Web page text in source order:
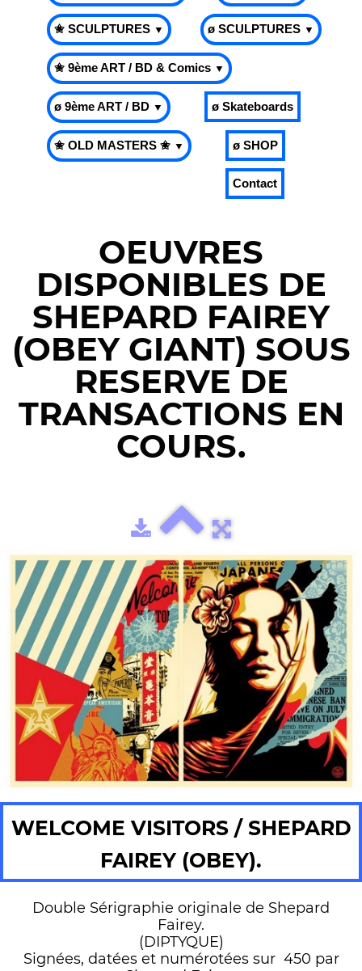
✬ SCULPTURES ▼ ø SCULPTURES ▼
✬ 9ème ART / BD & Comics ▼
ø 9ème ART / BD ▼ ø Skateboards
✬ OLD MASTERS ✬ ▼ ø SHOP
Contact
OEUVRES
DISPONIBLES DE
SHEPARD FAIREY
(OBEY GIANT) SOUS
RESERVE DE
TRANSACTIONS EN
COURS.
WELCOME VISITORS / SHEPARD
FAIREY (OBEY).
Double Sérigraphie originale de Shepard
Fairey.
(DIPTYQUE)
Signées, datées et numérotées sur 450 par